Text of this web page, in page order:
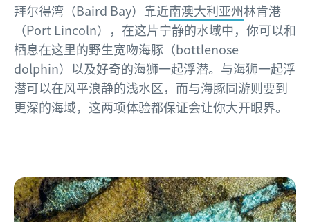
拜尔得湾（Baird Bay）靠近南澳大利亚州林肯港
（Port Lincoln），在这片宁静的水域中，你可以和
栖息在这里的野生宽吻海豚（bottlenose
dolphin）以及好奇的海狮一起浮潜。与海狮一起浮
潜可以在风平浪静的浅水区，而与海豚同游则要到
更深的海域，这两项体验都保证会让你大开眼界。